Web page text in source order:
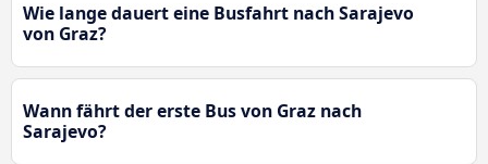
Wie lange dauert eine Busfahrt nach Sarajevo
von Graz?
Wann fährt der erste Bus von Graz nach
Sarajevo?